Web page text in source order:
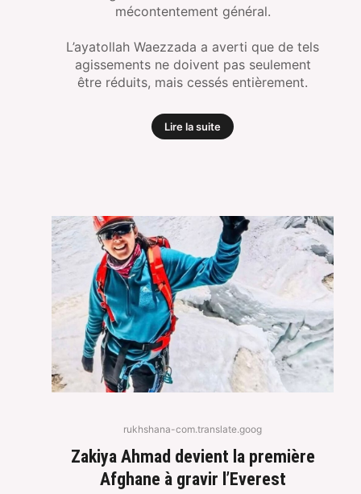
mécontentement général.
L’ayatollah Waezzada a averti que de tels
agissements ne doivent pas seulement
être réduits, mais cessés entièrement.
Lire la suite
rukhshana-com.translate.goog
Zakiya Ahmad devient la première
Afghane à gravir l’Everest